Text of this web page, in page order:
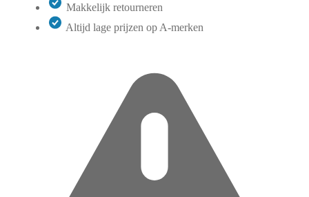
Makkelijk retourneren
Altijd lage prijzen op A-merken